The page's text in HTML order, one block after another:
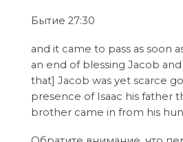
Бытие 27:30
and it came to pass as soon
an end of blessing Jacob
that] Jacob was yet scarce
presence of Isaac his father
brother came in from his